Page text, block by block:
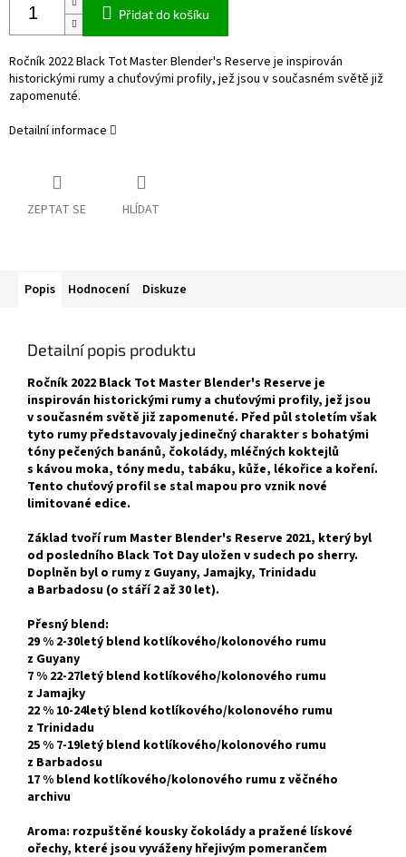
Přidat do košíku
Ročník 2022 Black Tot Master Blender's Reserve je inspirován
historickými rumy a chuťovými profily, jež jsou v současném světě již
zapomenuté.
Detailní informace
ZEPTAT SE HLÍDAT
Popis Hodnocení Diskuze
Detailní popis produktu
Ročník 2022 Black Tot Master Blender's Reserve je
inspirován historickými rumy a chuťovými profily, jež jsou
v současném světě již zapomenuté. Před půl stoletím však
tyto rumy představovaly jedinečný charakter s bohatými
tóny pečených banánů, čokolády, mléčných koktejlů
s kávou moka, tóny medu, tabáku, kůže, lékořice a koření.
Tento chuťový profil se stal mapou pro vznik nové
limitované edice.
Základ tvoří rum Master Blender's Reserve 2021, který byl
od posledního Black Tot Day uložen v sudech po sherry.
Doplněn byl o rumy z Guyany, Jamajky, Trinidadu
a Barbadosu (o stáří 2 až 30 let).
Přesný blend:
29 % 2-30letý blend kotlíkového/kolonového rumu
z Guyany
7 % 22-27letý blend kotlíkového/kolonového rumu
z Jamajky
22 % 10-24letý blend kotlíkového/kolonového rumu
z Trinidadu
25 % 7-19letý blend kotlíkového/kolonového rumu
z Barbadosu
17 % blend kotlíkového/kolonového rumu z věčného
archivu
Aroma: rozpuštěné kousky čokolády a pražené lískové
ořechy, které jsou vyváženy hřejivým pomerančem